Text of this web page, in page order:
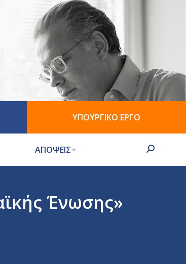
ΥΠΟΥΡΓΙΚΟ ΕΡΓΟ
ΑΠΟΨΕΙΣ Search:
Ένωσης»